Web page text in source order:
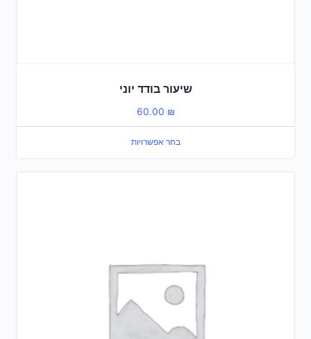
שיעור בודד יוני
60.00 ₪
בחר אפשרויות